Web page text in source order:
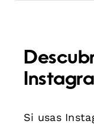
Si usas